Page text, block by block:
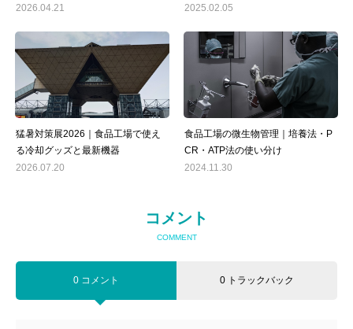
2026.04.21
2025.02.05
猛暑対策展2026｜食品工場で使え
る冷却グッズと最新機器
2026.07.20
食品工場の微生物管理｜培養法・P
CR・ATP法の使い分け
2024.11.30
コメント
COMMENT
0 コメント 0 トラックバック